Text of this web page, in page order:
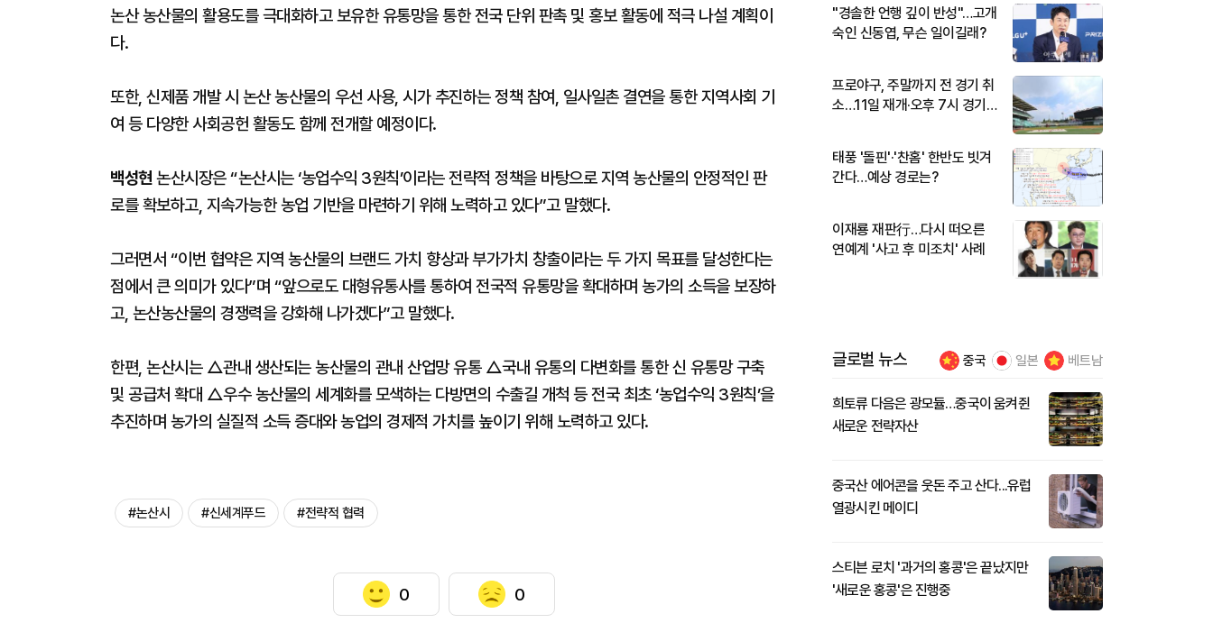
논산 농산물의 활용도를 극대화하고 보유한 유통망을 통한 전국 단위 판촉 및 홍보 활동에 적극 나설 계획이
다.
또한, 신제품 개발 시 논산 농산물의 우선 사용, 시가 추진하는 정책 참여, 일사일촌 결연을 통한 지역사회 기
여 등 다양한 사회공헌 활동도 함께 전개할 예정이다.
백성현논산시장은 “논산시는 ‘농업수익 3원칙’이라는 전략적 정책을 바탕으로 지역 농산물의 안정적인 판
로를 확보하고, 지속가능한 농업 기반을 마련하기 위해 노력하고 있다”고 말했다.
그러면서 “이번 협약은 지역 농산물의 브랜드 가치 향상과 부가가치 창출이라는 두 가지 목표를 달성한다는
점에서 큰 의미가 있다”며 “앞으로도 대형유통사를 통하여 전국적 유통망을 확대하며 농가의 소득을 보장하
고, 논산농산물의 경쟁력을 강화해 나가겠다”고 말했다.
한편, 논산시는 △관내 생산되는 농산물의 관내 산업망 유통 △국내 유통의 다변화를 통한 신 유통망 구축
및 공급처 확대 △우수 농산물의 세계화를 모색하는 다방면의 수출길 개척 등 전국 최초 ‘농업수익 3원칙’을
추진하며 농가의 실질적 소득 증대와 농업의 경제적 가치를 높이기 위해 노력하고 있다.
#논산시 #신세계푸드 #전략적 협력
0 0
"경솔한 언행 깊이 반성"…고개
숙인 신동엽, 무슨 일이길래?
프로야구, 주말까지 전 경기 취
소…11일 재개·오후 7시 경기
태풍 '돌핀'·'찬홈' 한반도 빗겨
간다…예상 경로는?
이재룡 재판行…다시 떠오른
연예계 '사고 후 미조치' 사례
글로벌 뉴스 중국 일본 베트남
희토류 다음은 광모듈…중국이 움켜쥔
새로운 전략자산
중국산 에어콘을 웃돈 주고 산다...유럽
열광시킨 메이디
스티븐 로치 '과거의 홍콩'은 끝났지만
'새로운 홍콩'은 진행중